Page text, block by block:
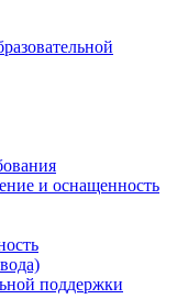
и оснащенность
поддержки